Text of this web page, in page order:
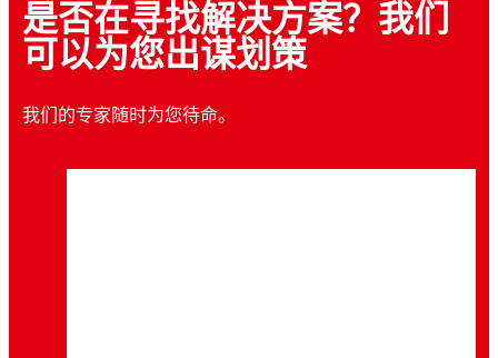
是否在寻找解决方案？我们
可以为您出谋划策
我们的专家随时为您待命。